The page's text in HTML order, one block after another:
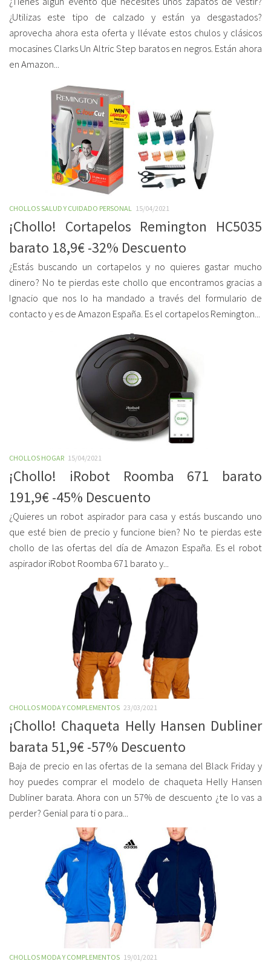
¿Utilizas este tipo de calzado y están ya desgastados?
aprovecha ahora esta oferta y llévate estos chulos y clásicos
mocasines Clarks Un Altric Step baratos en negros. Están ahora
en Amazon...
CHOLLOS SALUD Y CUIDADO PERSONAL 15/04/2021
¡Chollo! Cortapelos Remington HC5035
barato 18,9€ -32% Descuento
¿Estás buscando un cortapelos y no quieres gastar mucho
dinero? No te pierdas este chollo que encontramos gracias a
Ignacio que nos lo ha mandado a través del formulario de
contacto y es de Amazon España. Es el cortapelos Remington...
CHOLLOS HOGAR 15/04/2021
¡Chollo! iRobot Roomba 671 barato
191,9€ -45% Descuento
¿Quieres un robot aspirador para casa y estás buscando uno
que esté bien de precio y funcione bien? No te pierdas este
chollo de las ofertas del día de Amazon España. Es el robot
aspirador iRobot Roomba 671 barato y...
CHOLLOS MODA Y COMPLEMENTOS 23/03/2021
¡Chollo! Chaqueta Helly Hansen Dubliner
barata 51,9€ -57% Descuento
Baja de precio en las ofertas de la semana del Black Friday y
hoy puedes comprar el modelo de chaqueta Helly Hansen
Dubliner barata. Ahora con un 57% de descuento ¿te lo vas a
perder? Genial para ti o para...
CHOLLOS MODA Y COMPLEMENTOS 19/01/2021